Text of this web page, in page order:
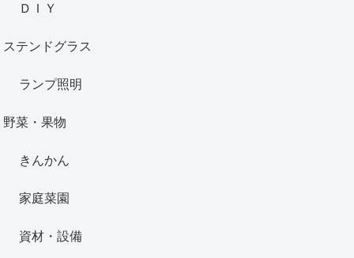
ＤＩＹ
ステンドグラス
ランプ照明
野菜・果物
きんかん
家庭菜園
資材・設備